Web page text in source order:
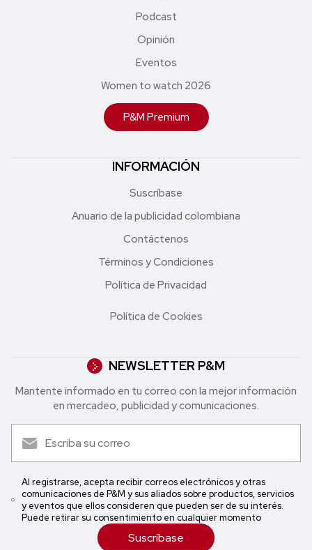
Podcast
Opinión
Eventos
Women to watch 2026
P&M Premium
INFORMACIÓN
Suscríbase
Anuario de la publicidad colombiana
Contáctenos
Términos y Condiciones
Política de Privacidad
Política de Cookies
NEWSLETTER P&M
Mantente informado en tu correo con la mejor in formación
en mercadeo, publicidad y comunicaciones.
Al registrarse, acepta recibir correos electrónicos y otras
comunicaciones de P&M y sus aliados sobre productos, servicios
y eventos que ellos consideren que pueden ser de su interés.
Puede retirar su consentimiento en cualquier momento
Suscríbase